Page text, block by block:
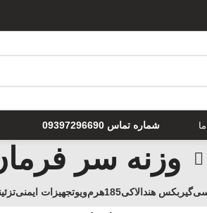
شماره تماس 09397296690
وزنه سر
گیربکس هندالاکی185 هرمويوتجهیزات ایمنی